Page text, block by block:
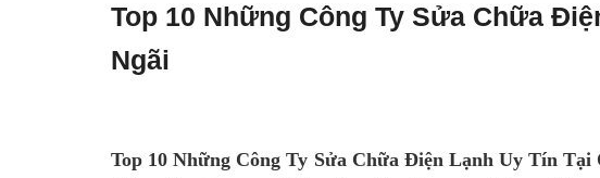
Top 10 Những Công Ty Sửa Chữa
Ngãi
Top 10 Những Công Ty Sửa Chữa Điện Lạnh Uy Tín Tại